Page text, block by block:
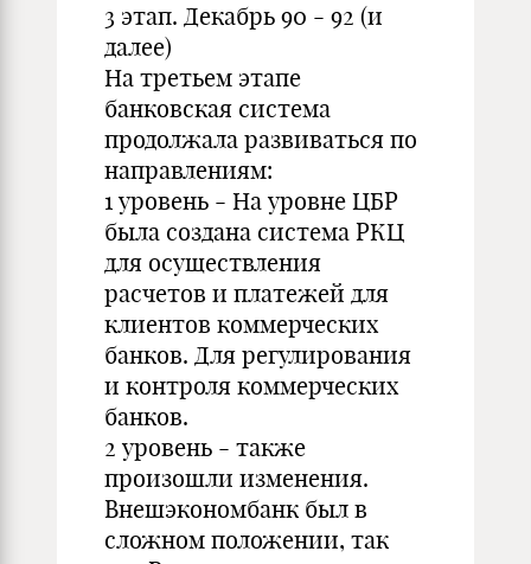
3 этап. Декабрь 90 - 92 (и
далее)
На третьем этапе
банковская система
продолжала развиваться по
направлениям:
1 уровень - На уровне ЦБР
была создана система РКЦ
для осуществления
расчетов и платежей для
клиентов коммерческих
банков. Для регулирования
и контроля коммерческих
банков.
2 уровень - также
произошли изменения.
Внешэкономбанк был в
сложном положении, так